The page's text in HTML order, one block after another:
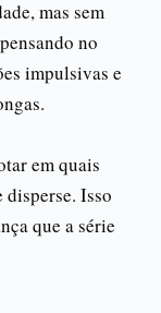
mas sem
no
impulsivas e
em quais
disperse. Isso
que a série